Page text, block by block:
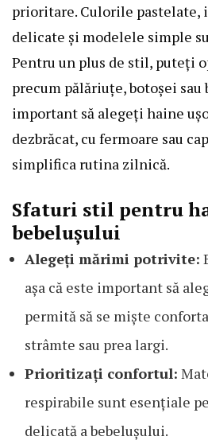
prioritare. Culorile pastelate,
delicate și modelele simple
Pentru un plus de stil, puteți
precum pălăriuțe, botoșei sau
important să alegeți haine
dezbrăcat, cu fermoare sau
simplifica rutina zilnică.
Sfaturi stil pentru
bebelușului
Alegeți mărimi potrivite:
așa că este important să
permită să se miște
strâmte sau prea largi.
Prioritizați confortul:
respirabile sunt esențiale
delicată a bebelușului.